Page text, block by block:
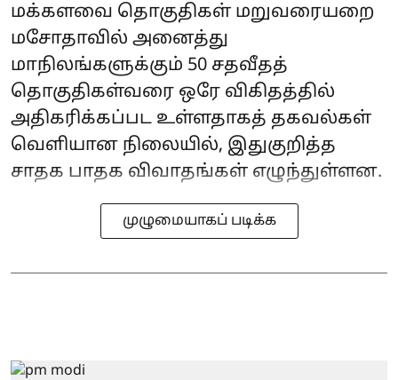
மக்களவை தொகுதிகள் மறுவரையறை
மசோதாவில் அனைத்து
மாநிலங்களுக்கும் 50 சதவீதத்
தொகுதிகள்வரை ஒரே விகிதத்தில்
அதிகரிக்கப்பட உள்ளதாகத் தகவல்கள்
வெளியான நிலையில், இதுகுறித்த
சாதக பாதக விவாதங்கள் எழுந்துள்ளன.
முழுமையாகப் படிக்க